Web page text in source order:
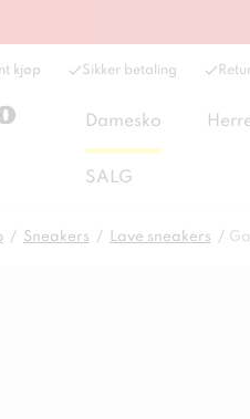
kjøp Sikker betaling
Damesko
SALG
Sneakers Lave sneakers